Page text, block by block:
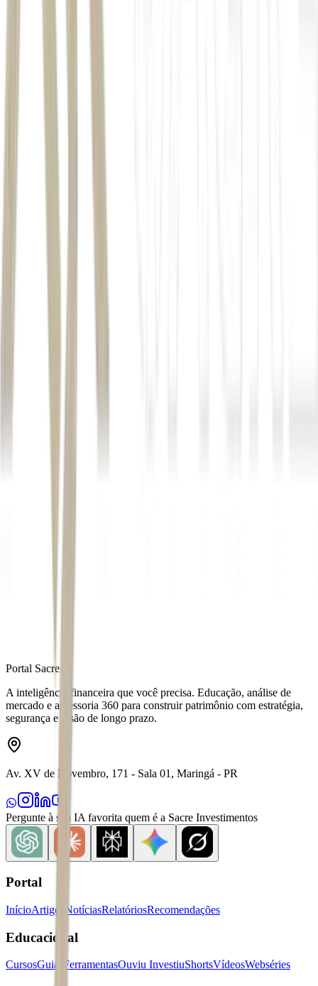
Portal Sacre
A inteligência financeira que você precisa. Educação, análise de
mercado e assessoria 360 para construir patrimônio com estratégia,
segurança e visão de longo prazo.
Av. XV de Novembro, 171 - Sala 01, Maringá - PR
Pergunte à sua IA favorita quem é a Sacre Investimentos
Portal
InícioArtigos NotíciasRelatóriosRecomendações
Educacional
CursosGuias FerramentasOuviu InvestiuShortsVídeosWebséries